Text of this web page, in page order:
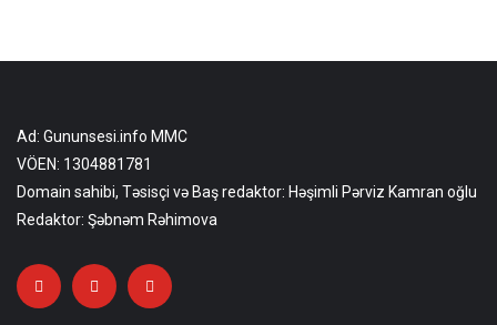
Ad: Gununsesi.info MMC
VÖEN: 1304881781
Domain sahibi, Təsisçi və Baş redaktor: Həşimli Pərviz Kamran oğlu
Redaktor: Şəbnəm Rəhimova